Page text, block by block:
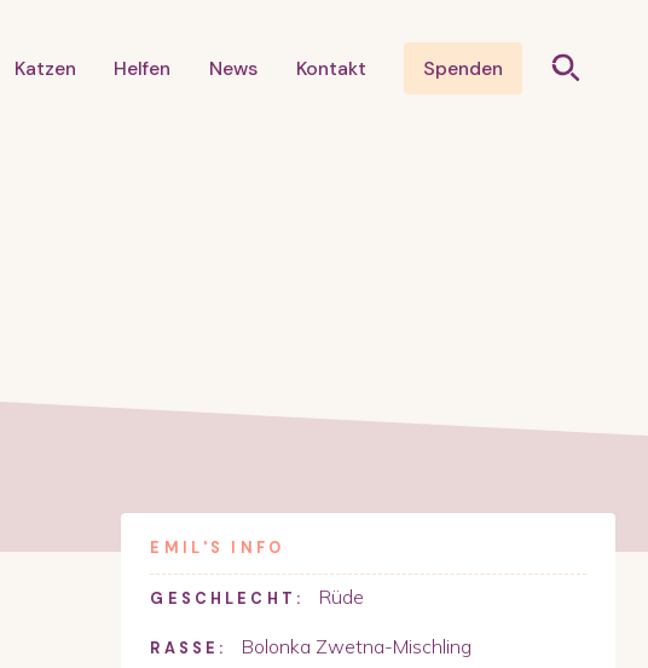
Katzen Helfen News Kontakt Spenden
EMIL 'S INFO
GESCHLECHT: Rüde
RASSE: Bolonka Zwetna-Mischling